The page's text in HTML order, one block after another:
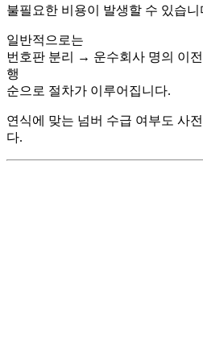
불필요한 비용이 발생할 수 있습니
일반적으로는
번호판 분리 → 운수회사 명의 이
행
순으로 절차가 이루어집니다.
연식에 맞는 넘버 수급 여부도 사
다.